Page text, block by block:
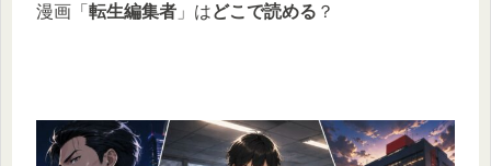
漫画「 転生編集者 」はどこで読める ？